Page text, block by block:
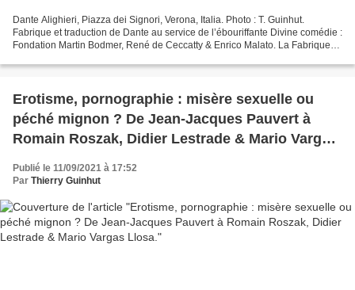
Dante Alighieri, Piazza dei Signori, Verona, Italia. Photo : T. Guinhut.
Fabrique et traduction de Dante au service de l’ébouriffante Divine comédie :
Fondation Martin Bodmer, René de Ceccatty & Enrico Malato. La Fabrique
Erotisme, pornographie : misère sexuelle ou
péché mignon ? De Jean-Jacques Pauvert à
Romain Roszak, Didier Lestrade & Mario Vargas
Llosa.
Publié le 11/09/2021 à 17:52
Par Thierry Guinhut